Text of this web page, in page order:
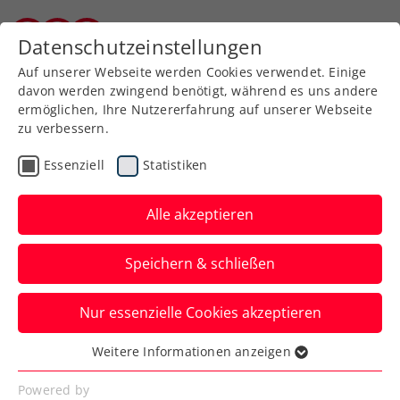
Zurück zur Newsübersicht
Turniere
ITF Don Benito: Paszeks
Mission Titelverteidigung
endet im Halbfinale
Dafür darf sich ihre ÖTV-Teamkollegin
Tamara Kostic über den ersten Damen-
Doppelpokal freuen.
Verfasst von: Manuel Wachta, 13.07.2024
Datenschutzeinstellungen
Auf unserer Webseite werden Cookies verwendet. Einige
davon werden zwingend benötigt, während es uns andere
ermöglichen, Ihre Nutzererfahrung auf unserer Webseite
zu verbessern.
Essenziell Statistiken
Alle akzeptieren
Speichern & schließen
Nur essenzielle Cookies akzeptieren
Essenziell
Essenzielle Cookies werden für grundlegende
Weitere Informationen anzeigen
Powered by